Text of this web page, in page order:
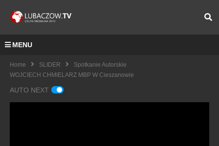
MENU
Home SLIDER
Spotkanie Autorskie
WOJCIECH CHMIELARZ MBP W Cieszanowie
AUTO NEXT